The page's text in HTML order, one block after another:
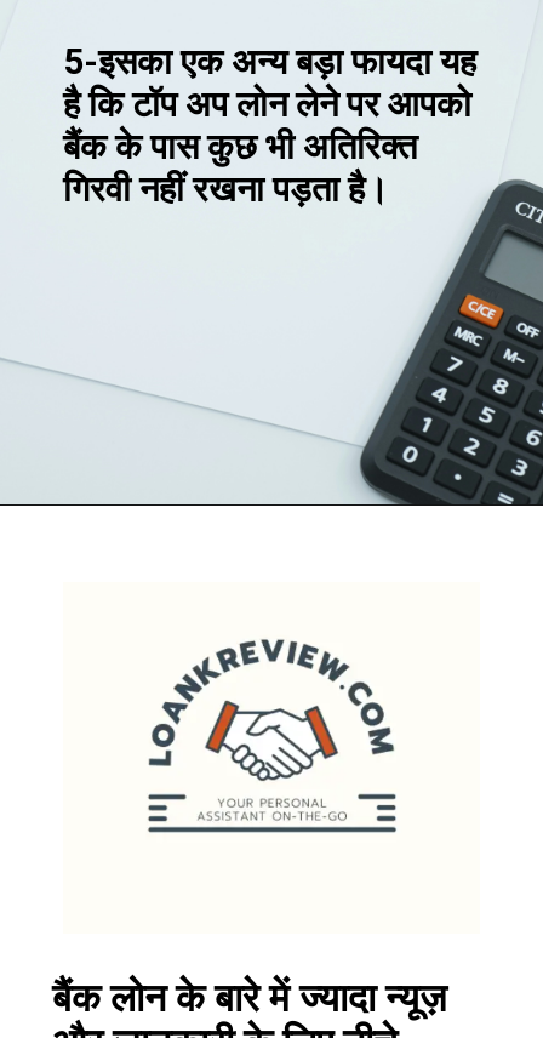
5-इसका एक अन्य बड़ा फायदा यह
है कि टॉप अप लोन लेने पर आपको
बैंक के पास कुछ भी अतिरिक्त
गिरवी नहीं रखना पड़ता है।
बैंक लोन के बारे में ज्यादा न्यूज़